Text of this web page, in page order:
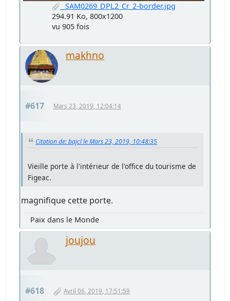
_SAM0269_DPL2_Cr_2-border.jpg
294.91 Ko, 800x1200
vu 905 fois
makhno
#617 Mars 23, 2019, 12:04:14
Citation de: bajcl le Mars 23, 2019, 10:48:35
Vieille porte à l'intérieur de l'office du tourisme de
Figeac.
magnifique cette porte.
Paix dans le Monde
joujou
#618 Avril 06, 2019, 17:51:59